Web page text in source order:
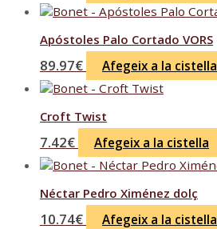
Apóstoles Palo Cortado VORS
89.97€ Afegeix a la cistella
Croft Twist
7.42€ Afegeix a la cistella
Néctar Pedro Ximénez dolç
10.74€ Afegeix a la cistella